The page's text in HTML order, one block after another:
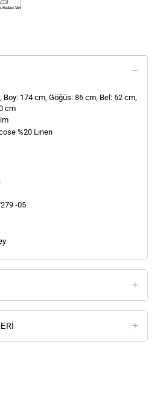
Haber Ver
Boy: 174 cm, Göğüs: 86 cm, Bel: 62 cm,
cm
%20 Lınen
-05